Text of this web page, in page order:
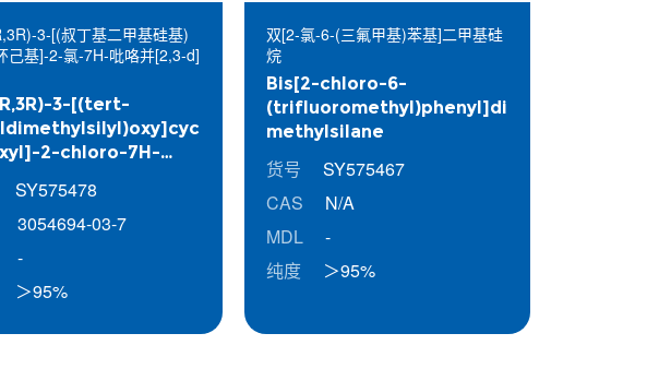
3-[(叔丁基二甲基硅基)
己基]-2-氯-7H-吡咯并[2,3-d]
3-[(tert-
2-chloro-7H-
d]pyrimidine
SY575478
3054694-03-7
-
＞95%
双[2-氯-6-(三氟甲基)苯基]二甲基硅
烷
Bis[2-chloro-6-
(trifluoromethyl)phenyl]di
methylsilane
货号
SY575467
CAS
N/A
MDL
-
纯度
＞95%